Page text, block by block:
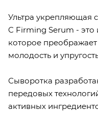
Ультра укрепляющая
C Firming Serum - это
которое
молодость и
Сыворотка
передовых
активных